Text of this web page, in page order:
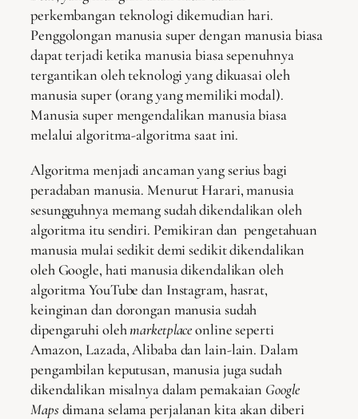
perkembangan teknologi dikemudian hari.
Penggolongan manusia super dengan manusia biasa
dapat terjadi ketika manusia biasa sepenuhnya
tergantikan oleh teknologi yang dikuasai oleh
manusia super (orang yang memiliki modal).
Manusia super mengendalikan manusia biasa
melalui algoritma-algoritma saat ini.
Algoritma menjadi ancaman yang serius bagi
peradaban manusia. Menurut Harari, manusia
sesungguhnya memang sudah dikendalikan oleh
algoritma itu sendiri. Pemikiran dan pengetahuan
manusia mulai sedikit demi sedikit dikendalikan
oleh Google, hati manusia dikendalikan oleh
algoritma YouTube dan Instagram, hasrat,
keinginan dan dorongan manusia sudah
dipengaruhi olehmarketplaceonline seperti
Amazon, Lazada, Alibaba dan lain-lain. Dalam
pengambilan keputusan, manusia juga sudah
dikendalikan misalnya dalam pemakaian Google
Mapsdimana selama perjalanan kita akan diberi